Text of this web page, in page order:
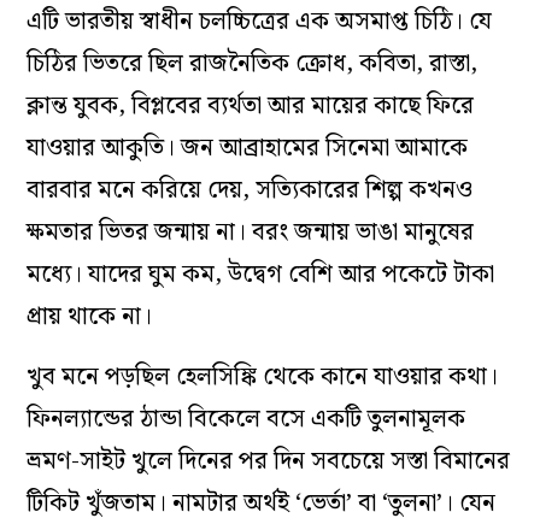
এটি ভারতীয় স্বাধীন চলচ্চিত্রের এক অসমাপ্ত চিঠি। যে
চিঠির ভিতরে ছিল রাজনৈতিক ক্রোধ, কবিতা, রাস্তা,
ক্লান্ত যুবক, বিপ্লবের ব্যর্থতা আর মায়ের কাছে ফিরে
যাওয়ার আকুতি। জন আব্রাহামের সিনেমা আমাকে
বারবার মনে করিয়ে দেয়, সত্যিকারের শিল্প কখনও
ক্ষমতার ভিতর জন্মায় না। বরং জন্মায় ভাঙা মানুষের
মধ্যে। যাদের ঘুম কম, উদ্বেগ বেশি আর পকেটে টাকা
প্রায় থাকে না।
খুব মনে পড়ছিল হেলসিঙ্কি থেকে কানে যাওয়ার কথা।
ফিনল্যান্ডের ঠান্ডা বিকেলে বসে একটি তুলনামূলক
ভ্রমণ-সাইট খুলে দিনের পর দিন সবচেয়ে সস্তা বিমানের
টিকিট খুঁজতাম। নামটার অর্থই ‘ভের্তা’ বা ‘তুলনা’। যেন